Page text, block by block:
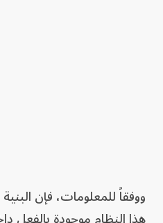
ووفقاً للمعلومات، فإن